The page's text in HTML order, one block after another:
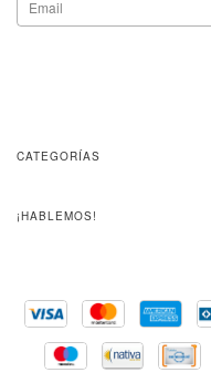
CATEGORÍAS
¡HABLEMOS!